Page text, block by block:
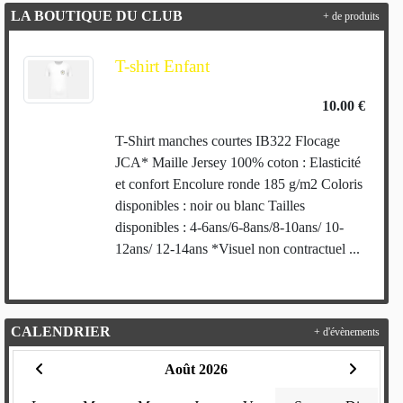
LA BOUTIQUE DU CLUB
T-shirt Enfant
10.00 €
T-Shirt manches courtes IB322 Flocage
JCA* Maille Jersey 100% coton : Elasticité
et confort Encolure ronde 185 g/m2 Coloris
disponibles : noir ou blanc Tailles
disponibles : 4-6ans/6-8ans/8-10ans/ 10-
12ans/ 12-14ans *Visuel non contractuel ...
+ de produits
CALENDRIER
Août 2026
+ d'évènements